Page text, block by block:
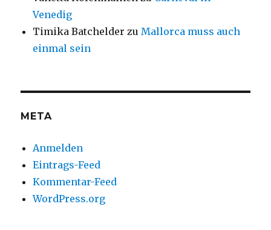
Venedig
Timika Batchelder zuMallorca muss auch
einmal sein
META
Anmelden
Eintrags-Feed
Kommentar-Feed
WordPress.org